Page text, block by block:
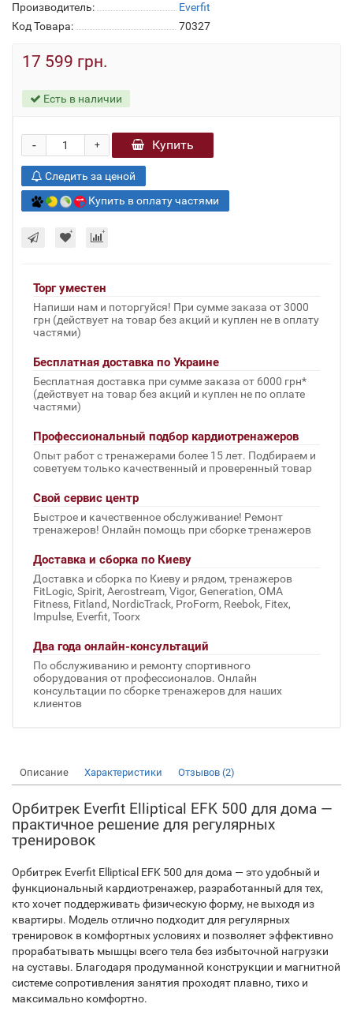
Производитель:
Everfit
Код Товара:
70327
17 599 грн.
Есть в наличии
+
- Купить
Следить за ценой
Купить в оплату частями
Торг уместен
Напиши нам и поторгуйся! При сумме заказа от 3000
грн (действует на товар без акций и куплен не в оплату
частями)
Бесплатная доставка по Украине
Бесплатная доставка при сумме заказа от 6000 грн*
(действует на товар без акций и куплен не по оплате
частями)
Профессиональный подбор кардиотренажеров
Опыт работ с тренажерами более 15 лет. Подбираем и
советуем только качественный и проверенный товар
Свой сервис центр
Быстрое и качественное обслуживание! Ремонт
тренажеров! Онлайн помощь при сборке тренажеров
Доставка и сборка по Киеву
Доставка и сборка по Киеву и рядом, тренажеров
FitLogic, Spirit, Aerostream, Vigor, Generation, OMA
Fitness, Fitland, NordicTrack, ProForm, Reebok, Fitex,
Impulse, Everfit, Toorx
Два года онлайн-консультаций
По обслуживанию и ремонту спортивного
оборудования от профессионалов. Онлайн
консультации по сборке тренажеров для наших
клиентов
Описание Характеристики Отзывов (2)
Орбитрек Everfit Elliptical EFK 500 для дома —
практичное решение для регулярных
тренировок
Орбитрек Everfit Elliptical EFK 500 для дома — это удобный и
функциональный кардиотренажер, разработанный для тех,
кто хочет поддерживать физическую форму, не выходя из
квартиры. Модель отлично подходит для регулярных
тренировок в комфортных условиях и позволяет эффективно
прорабатывать мышцы всего тела без избыточной нагрузки
на суставы. Благодаря продуманной конструкции и магнитной
системе сопротивления занятия проходят плавно, тихо и
максимально комфортно.